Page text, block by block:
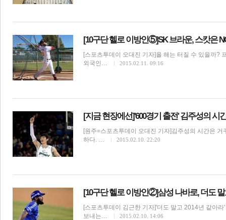
[10구단 헬로 이방인⑤]SK 브라운, 스캇은
[스포츠투데이 오대진 기자]올 해는 터질 수 있을까?
외국인…
2015.02.11. 09:16
[지금 현장에선]'600경기 출전' 김주성의 시
[원주=스포츠투데이 오대진 기자]김주성의 시간은
하다. …
2015.02.10. 22:20
[10구단 헬로 이방인②]삼성 나바로, 더도 말
[스포츠투데이 김근한 기자]'더도 말고 2014년 같아
보내는…
2015.02.10. 14:06